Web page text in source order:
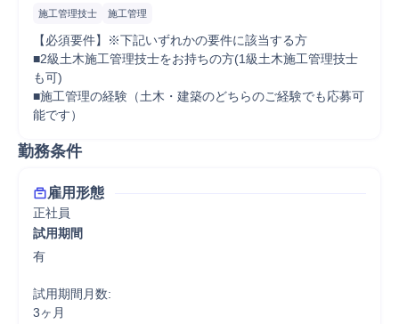
施工管理技士 施工管理
【必須要件】※下記いずれかの要件に該当する方
■2級土木施工管理技士をお持ちの方(1級土木施工管理技士
も可)
■施工管理の経験（土木・建築のどちらのご経験でも応募可
能です）
勤務条件
雇用形態
正社員
試用期間
有
試用期間月数:
3ヶ月